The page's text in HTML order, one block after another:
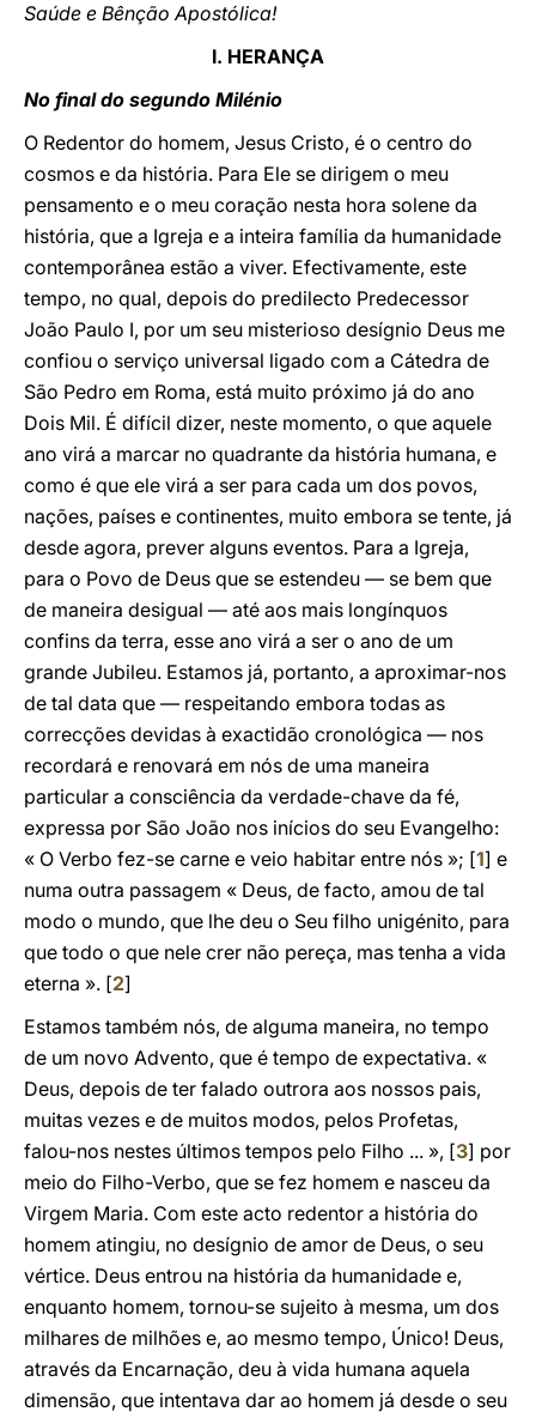
Saúde e Bênção Apostólica!
I. HERANÇA
No final do segundo Milénio
O Redentor do homem, Jesus Cristo, é o centro do
cosmos e da história. Para Ele se dirigem o meu
pensamento e o meu coração nesta hora solene da
história, que a Igreja e a inteira família da humanidade
contemporânea estão a viver. Efectivamente, este
tempo, no qual, depois do predilecto Predecessor
João Paulo I, por um seu misterioso desígnio Deus me
confiou o serviço universal ligado com a Cátedra de
São Pedro em Roma, está muito próximo já do ano
Dois Mil. É difícil dizer, neste momento, o que aquele
ano virá a marcar no quadrante da história humana, e
como é que ele virá a ser para cada um dos povos,
nações, países e continentes, muito embora se tente, já
desde agora, prever alguns eventos. Para a Igreja,
para o Povo de Deus que se estendeu — se bem que
de maneira desigual — até aos mais longínquos
confins da terra, esse ano virá a ser o ano de um
grande Jubileu. Estamos já, portanto, a aproximar-nos
de tal data que — respeitando embora todas as
correcções devidas à exactidão cronológica — nos
recordará e renovará em nós de uma maneira
particular a consciência da verdade-chave da fé,
expressa por São João nos inícios do seu Evangelho:
« O Verbo fez-se carne e veio habitar entre nós »; [1] e
numa outra passagem « Deus, de facto, amou de tal
modo o mundo, que lhe deu o Seu filho unigénito, para
que todo o que nele crer não pereça, mas tenha a vida
eterna ». [2]
Estamos também nós, de alguma maneira, no tempo
de um novo Advento, que é tempo de expectativa. «
Deus, depois de ter falado outrora aos nossos pais,
muitas vezes e de muitos modos, pelos Profetas,
falou-nos nestes últimos tempos pelo Filho ... », [3] por
meio do Filho-Verbo, que se fez homem e nasceu da
Virgem Maria. Com este acto redentor a história do
homem atingiu, no desígnio de amor de Deus, o seu
vértice. Deus entrou na história da humanidade e,
enquanto homem, tornou-se sujeito à mesma, um dos
milhares de milhões e, ao mesmo tempo, Único! Deus,
através da Encarnação, deu à vida humana aquela
dimensão, que intentava dar ao homem já desde o seu